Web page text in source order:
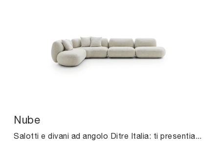
Nube
Salotti e divani ad angolo Ditre Italia: ti presentiamo il modello Nube in tessuto per completare la zona giorno.